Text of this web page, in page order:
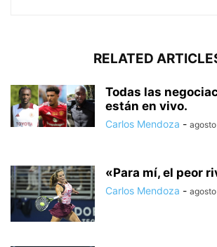
RELATED
Todas las
están en vivo.
Carlos Mendoza -
«Para mí, el peor
Carlos Mendoza -